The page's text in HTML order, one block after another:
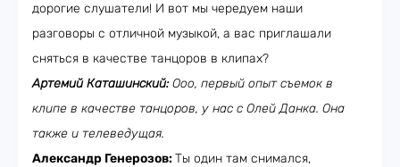
дорогие слушатели! И вот мы чередуем наши
разговоры с отличной музыкой, а вас приглашали
сняться в качестве танцоров в клипах?
Артемий Каташинский:Ооо, первый опыт съемок в
клипе в качестве танцоров, у нас с Олей Данка. Она
также и телеведущая.
Александр Генерозов:Ты один там снимался,